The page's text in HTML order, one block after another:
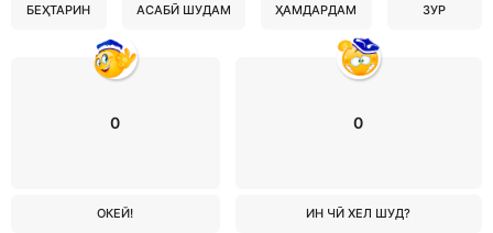
БЕҲТАРИН АСАБӢ ШУДАМ ҲАМДАРДАМ ЗУР
0
ОКЕЙ!
0
ИН ЧӢ ХЕЛ ШУД?